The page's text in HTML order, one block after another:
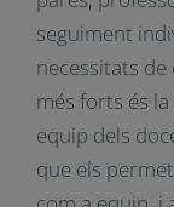
Finalment, la
oportunitat a
afavorir una
plataformes